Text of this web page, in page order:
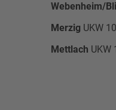
Webenheim/
Merzig UKW
Mettlach UKW